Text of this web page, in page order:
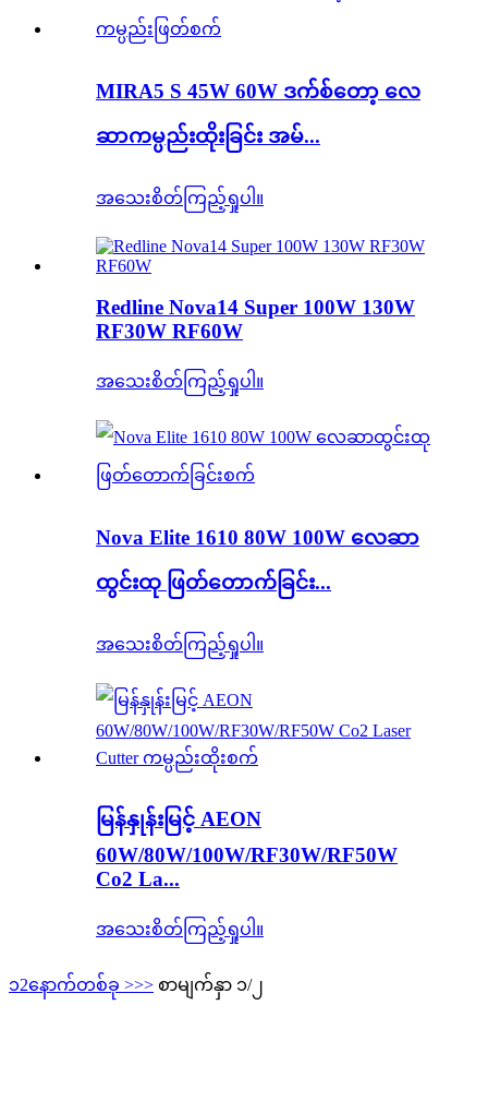
MIRA5 S 45W 60W ဒက်စ်တော့ လေ
ဆာကမ္ပည်းထိုးခြင်း အမ်...
အသေးစိတ်ကြည့်ရှုပါ။
Redline Nova14 Super 100W 130W
RF30W RF60W
အသေးစိတ်ကြည့်ရှုပါ။
Nova Elite 1610 80W 100W လေဆာ
ထွင်းထု ဖြတ်တောက်ခြင်း...
အသေးစိတ်ကြည့်ရှုပါ။
မြန်နှုန်းမြင့် AEON
60W/80W/100W/RF30W/RF50W
Co2 La...
အသေးစိတ်ကြည့်ရှုပါ။
၁2နောက်တစ်ခု >>> စာမျက်နှာ ၁/၂